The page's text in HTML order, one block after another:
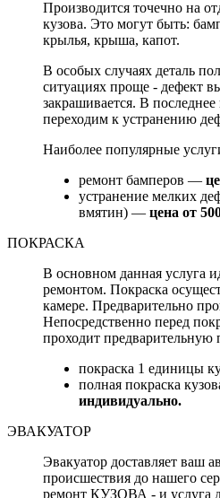
Производится точечно на
кузова. Это могут быть:
крылья, крыша, капот.
В особых случаях деталь
ситуациях проще - дефект
закрашивается. В
переходим к устранению
Наиболее популярные
ремонт бамперов —
устранение мелких
вмятин) — цена от
ПОКРАСКА
В основном данная услуга
ремонтом. Покраска
камере. Предварительно
Непосредственно перед
проходит предварительную
покраска 1 единицы
полная покраска
индивидуально.
ЭВАКУАТОР
Эвакуатор доставляет ваш
происшествия до нашего
ремонт КУЗОВА - и услуга